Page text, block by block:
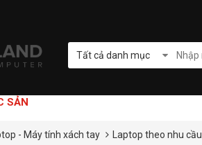
Tất cả danh mục
SẢN
- Máy tính xách tay Laptop theo nhu cầu